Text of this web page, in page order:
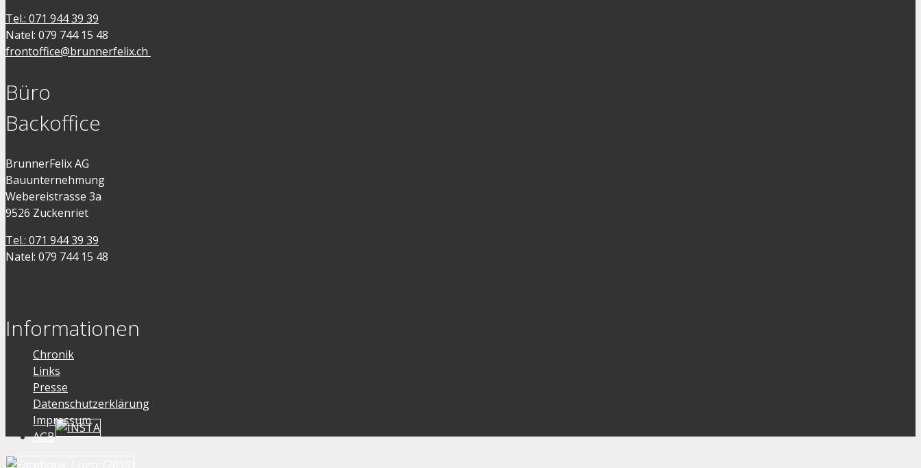
Tel.: 071 944 39 39
Natel: 079 744 15 48
frontoffice@brunnerfelix.ch
Büro
Backoffice
BrunnerFelix AG
Bauunternehmung
Webereistrasse 3a
9526 Zuckenriet
Tel.: 071 944 39 39
Natel: 079 744 15 48
Informationen
Chronik
Links
Presse
Datenschutzerklärung
Impressum
AGB